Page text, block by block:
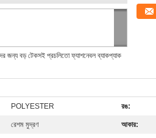
জন্য বড় টেকসই প্রচলিতো ফ্যাশনেবল ব্যাকপ্যাক
POLYESTER রঙ:
রেশম মুদ্রণ আকার: